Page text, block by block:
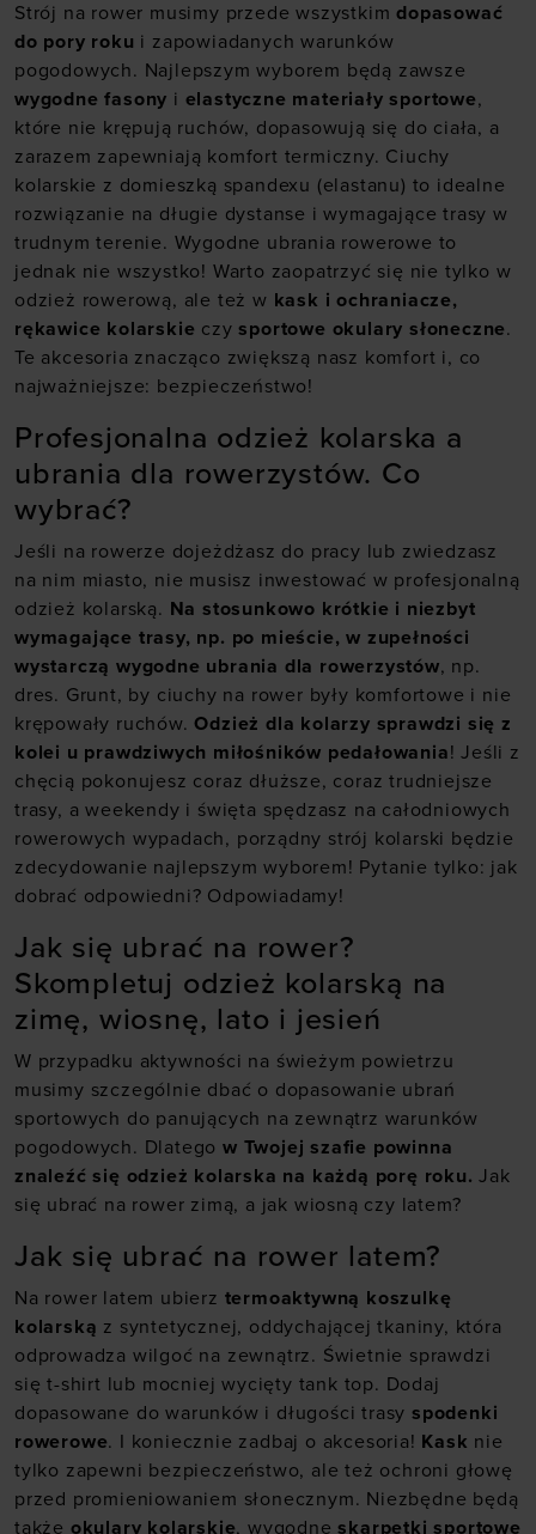
Strój na rower musimy przede wszystkimdopasować
do pory roku i zapowiadanych warunków
pogodowych. Najlepszym wyborem będą zawsze
wygodne fasony i elastyczne materiały sportowe,
które nie krępują ruchów, dopasowują się do ciała, a
zarazem zapewniają komfort termiczny. Ciuchy
kolarskie z domieszką spandexu (elastanu) to idealne
rozwiązanie na długie dystanse i wymagające trasy w
trudnym terenie. Wygodne ubrania rowerowe to
jednak nie wszystko! Warto zaopatrzyć się nie tylko w
odzież rowerową, ale też w kask i ochraniacze,
rękawice kolarskie czysportowe okulary słoneczne.
Te akcesoria znacząco zwiększą nasz komfort i, co
najważniejsze: bezpieczeństwo!
Profesjonalna odzież kolarska a
ubrania dla rowerzystów. Co
wybrać?
Jeśli na rowerze dojeżdżasz do pracy lub zwiedzasz
na nim miasto, nie musisz inwestować w profesjonalną
odzież kolarską. Na stosunkowo krótkie i niezbyt
wymagające trasy, np. po mieście, w zupełności
wystarczą wygodne ubrania dla rowerzystów, np.
dres. Grunt, by ciuchy na rower były komfortowe i nie
krępowały ruchów.Odzież dla kolarzy sprawdzi się z
kolei u prawdziwych miłośników pedałowania! Jeśli z
chęcią pokonujesz coraz dłuższe, coraz trudniejsze
trasy, a weekendy i święta spędzasz na całodniowych
rowerowych wypadach, porządny strój kolarski będzie
zdecydowanie najlepszym wyborem! Pytanie tylko: jak
dobrać odpowiedni? Odpowiadamy!
Jak się ubrać na rower?
Skompletuj odzież kolarską na
zimę, wiosnę, lato i jesień
W przypadku aktywności na świeżym powietrzu
musimy szczególnie dbać o dopasowanie ubrań
sportowych do panujących na zewnątrz warunków
pogodowych. Dlategow Twojej szafie powinna
znaleźć się odzież kolarska na każdą porę roku. Jak
się ubrać na rower zimą, a jak wiosną czy latem?
Jak się ubrać na rower latem?
Na rower latem ubierz termoaktywną koszulkę
kolarską z syntetycznej, oddychającej tkaniny, która
odprowadza wilgoć na zewnątrz. Świetnie sprawdzi
się t-shirt lub mocniej wycięty tank top. Dodaj
dopasowane do warunków i długości trasy spodenki
rowerowe. I koniecznie zadbaj o akcesoria! Kask nie
tylko zapewni bezpieczeństwo, ale też ochroni głowę
przed promieniowaniem słonecznym. Niezbędne będą
także okulary kolarskie, wygodneskarpetki sportowe